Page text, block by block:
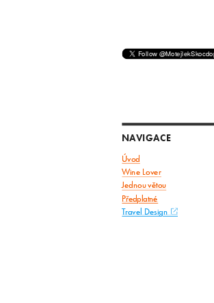
NAVIGACE
Úvod
Wine Lover
Jednou větou
Předplatné
Travel Design